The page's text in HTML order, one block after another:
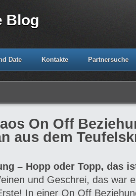
Blog
Date Kontakte Partnersuche
On Off
aus dem
– Hopp oder Topp, das
und Geschrei, das war
In einer On Off